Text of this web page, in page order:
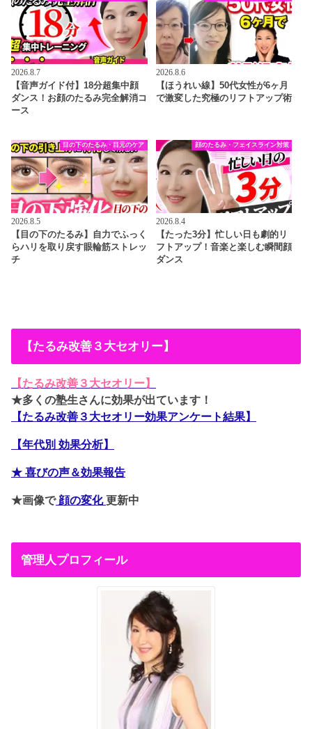
2026.8.7
【音声ガイド付】18分超集中顔
ダンス！お顔のたるみ完全解消コ
ース
2026.8.6
【ほうれい線】50代女性が6ヶ月
で激変した究極のリフトアップ術
目の下のたるみ・目元のケア
2026.8.5
【目の下のたるみ】自力でふっく
らハリを取り戻す眼輪筋ストレッ
チ
顔のたるみ・フェイスライン対策
2026.8.4
【たった3分】忙しい日も劇的リ
フトアップ！音楽と楽しむ瞬間顔
ダンス
【たるみ改善３大セオリー】
【たるみ改善３大セオリー】
★多くの塾生さんに効果が出ています！
【たるみ改善３大セオリー効果アンケート結果】
【年代別 効果分析】
★ 喜びの声＆効果報告
★画像で顔の変化更新中
管理人プロフィール